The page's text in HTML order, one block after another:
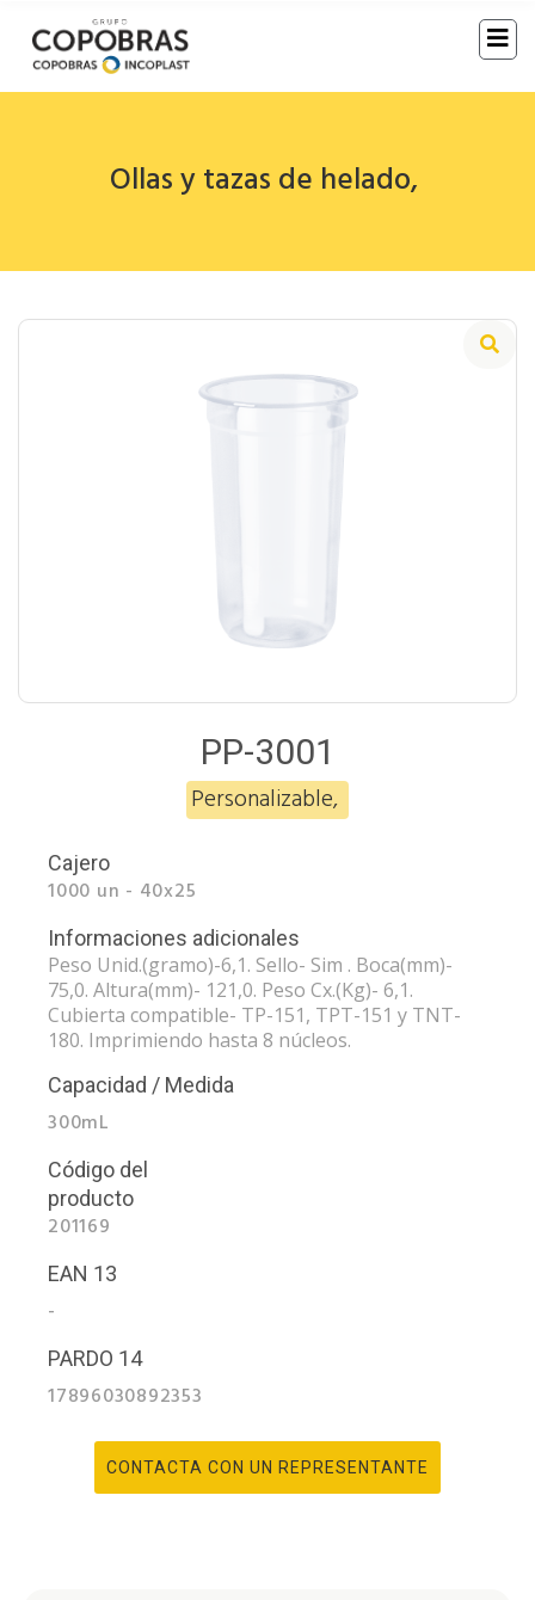
Ollas y tazas de helado,
PP-3001
Personalizable,
Cajero
1000 un - 40x25
Informaciones adicionales
Peso Unid.(gramo)-6,1. Sello- Sim . Boca(mm)-
75,0. Altura(mm)- 121,0. Peso Cx.(Kg)- 6,1.
Cubierta compatible- TP-151, TPT-151 y TNT-
180. Imprimiendo hasta 8 núcleos.
Capacidad / Medida
300mL
Código del
producto
201169
EAN 13
-
PARDO 14
17896030892353
CONTACTA CON UN REPRESENTANTE